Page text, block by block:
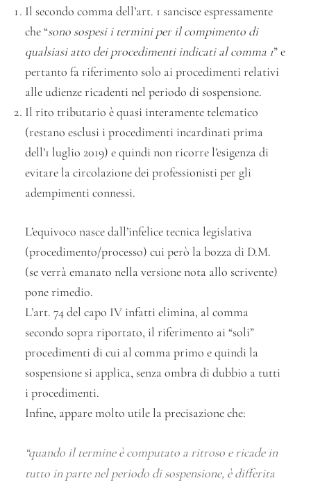
Il secondo comma dell’art. 1 sancisce espressamente
che “sono sospesi i termini per il compimento di
qualsiasi atto dei procedimenti indicati al comma 1” e
pertanto fa riferimento solo ai procedimenti relativi
alle udienze ricadenti nel periodo di sospensione.
Il rito tributario è quasi interamente telematico
(restano esclusi i procedimenti incardinati prima
dell’1 luglio 2019) e quindi non ricorre l’esigenza di
evitare la circolazione dei professionisti per gli
adempimenti connessi.
L’equivoco nasce dall’infelice tecnica legislativa
(procedimento/processo) cui però la bozza di D.M.
(se verrà emanato nella versione nota allo scrivente)
pone rimedio.
L’art. 74 del capo IV infatti elimina, al comma
secondo sopra riportato, il riferimento ai “soli”
procedimenti di cui al comma primo e quindi la
sospensione si applica, senza ombra di dubbio a tutti
i procedimenti.
Infine, appare molto utile la precisazione che:
“quando il termine è computato a ritroso e ricade in
tutto in parte nel periodo di sospensione, è differita